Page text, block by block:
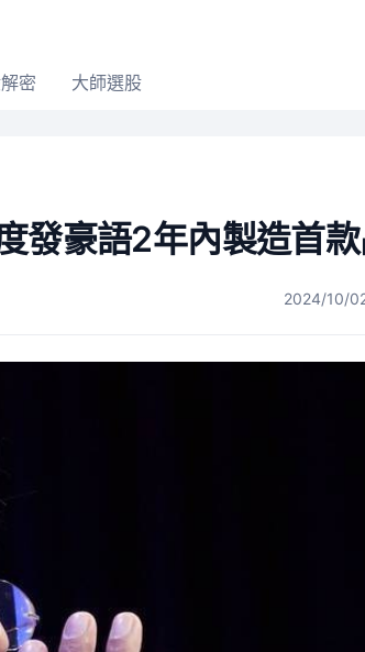
密 大師選股
發豪語2年內製造首款
2024/10/